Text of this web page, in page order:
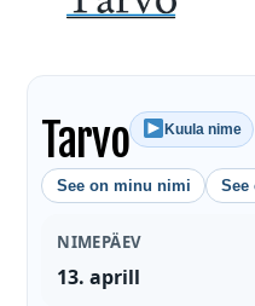
Tarvo Kuula nime
See on minu nimi See
NIMEPÄEV
13. aprill